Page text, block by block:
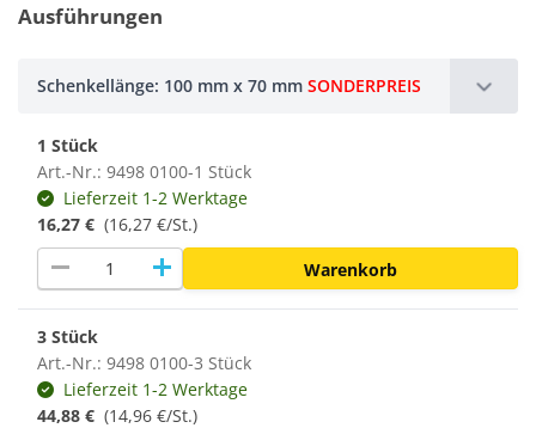
Ausführungen
Schenkellänge: 100 mm x 70 mm SONDERPREIS
1 Stück
Art.-Nr.: 9498 0100-1 Stück
Lieferzeit 1-2 Werktage
16,27 € (16,27 €/St.)
remove add Warenkorb
3 Stück
Art.-Nr.: 9498 0100-3 Stück
Lieferzeit 1-2 Werktage
44,88 € (14,96 €/St.)